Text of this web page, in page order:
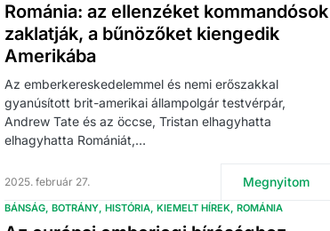
Románia: az ellenzéket kommandósok
zaklatják, a bűnözőket kiengedik
Amerikába
Az emberkereskedelemmel és nemi erőszakkal
gyanúsított brit-amerikai állampolgár testvérpár,
Andrew Tate és az öccse, Tristan elhagyhatta
elhagyhatta Romániát,…
2025. február 27. Megnyitom
BÁNSÁG BOTRÁNY HISTÓRIA KIEMELT HÍREK ROMÁNIA